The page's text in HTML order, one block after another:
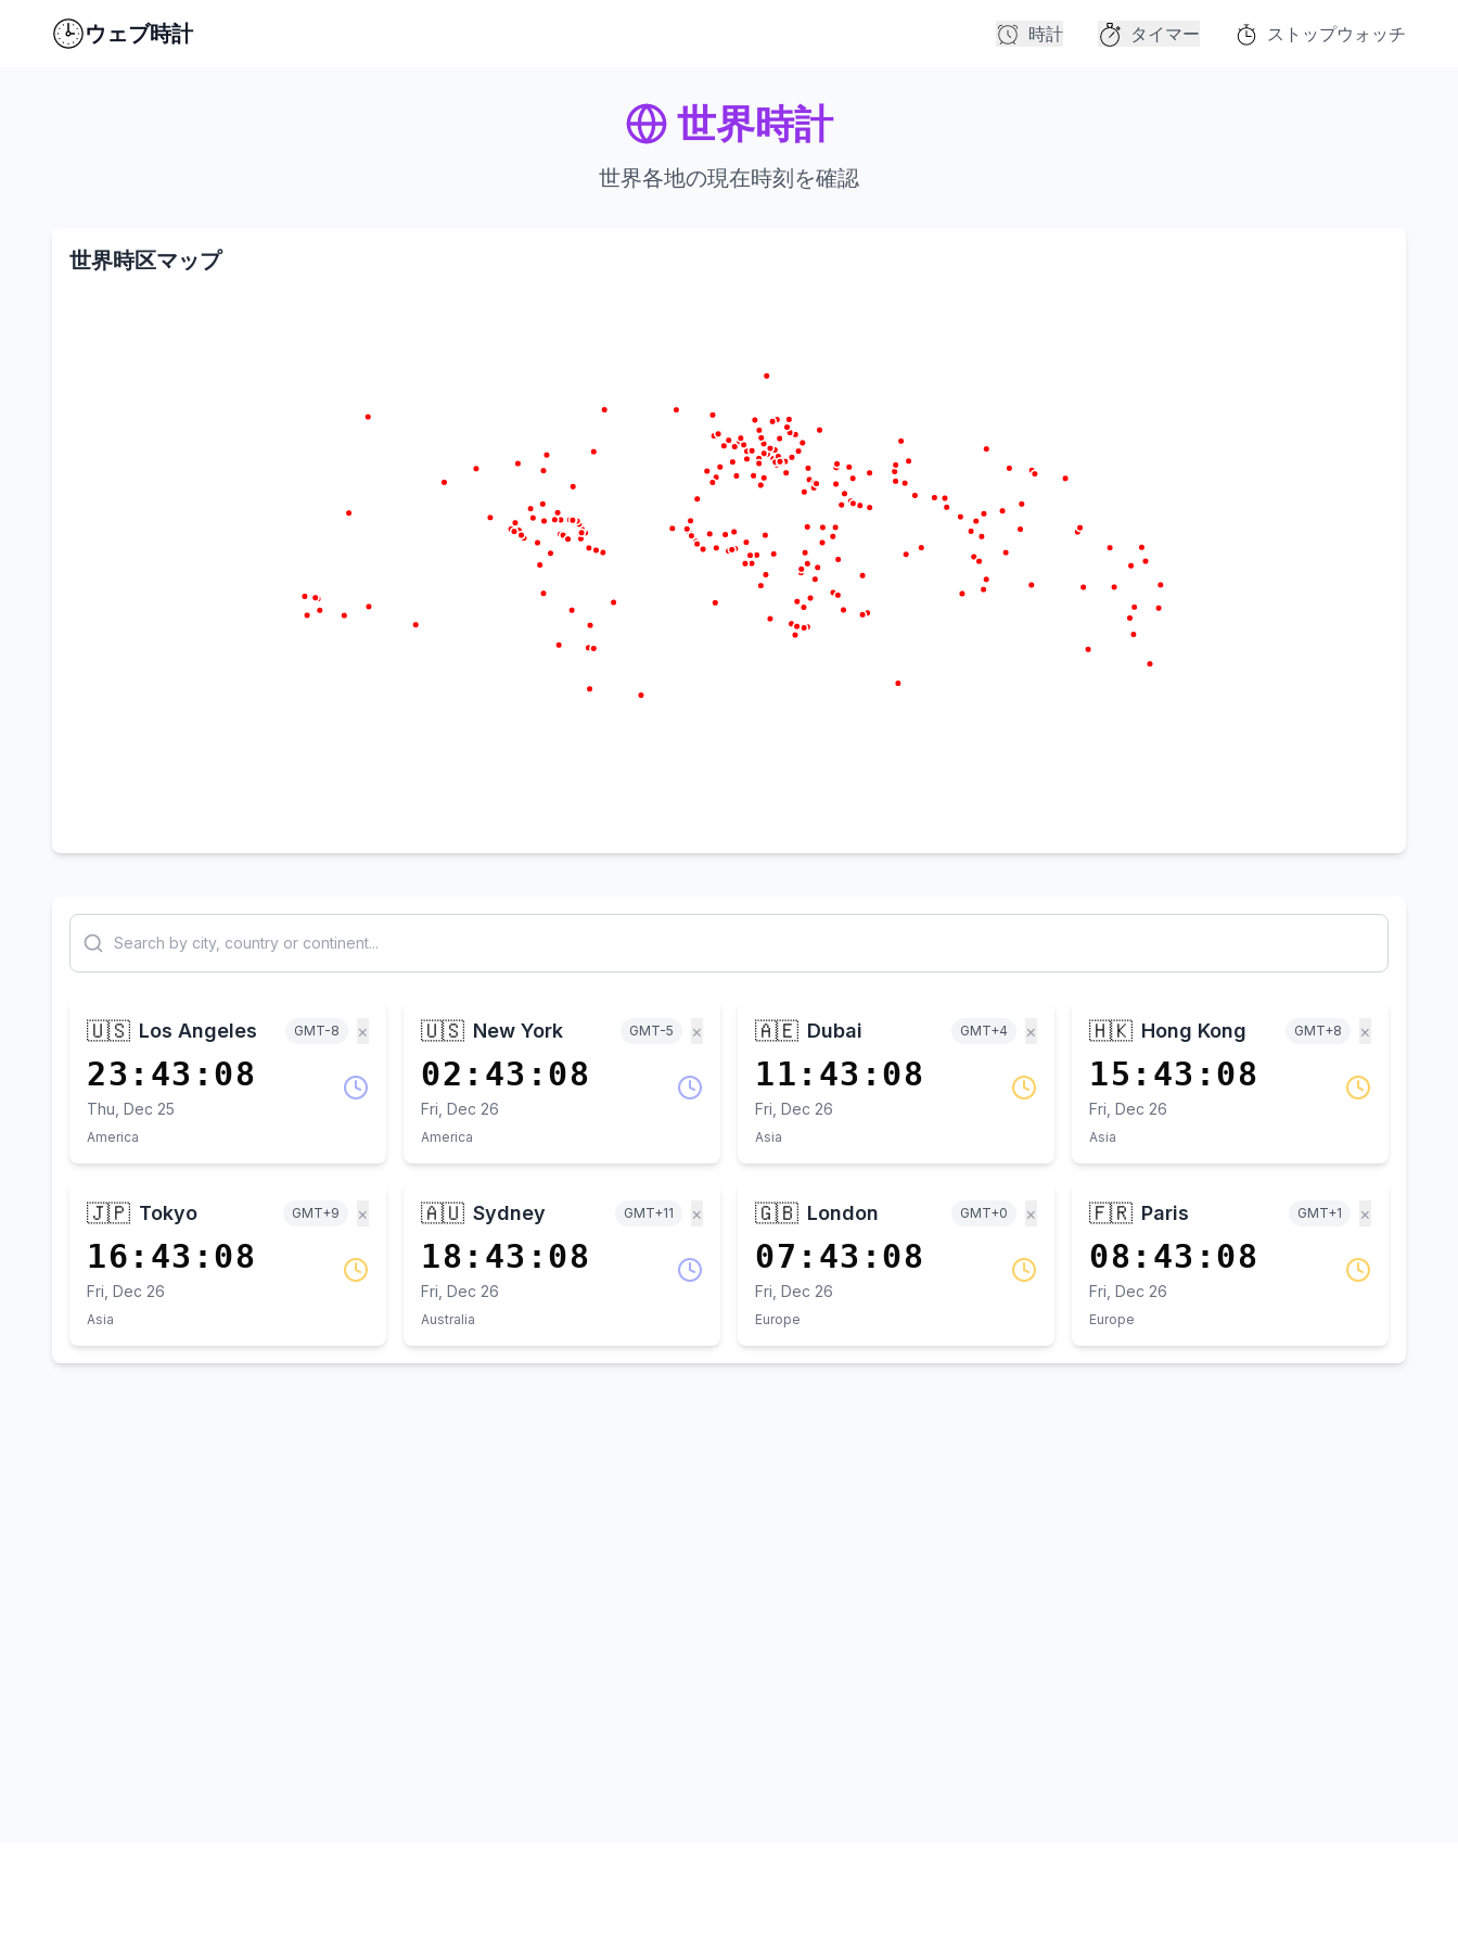
ウェブ時計 時計 タイマー ストップウォッチ
世界時計
世界各地の現在時刻を確認
世界時区マップ
🇺🇸 Los Angeles GMT-8 ×
23:43:08
Thu, Dec 25
America
🇺🇸 New York GMT-5 ×
02:43:08
Fri, Dec 26
America
🇦🇪 Dubai GMT+4 ×
11:43:08
Fri, Dec 26
Asia
🇭🇰 Hong Kong GMT+8 ×
15:43:08
Fri, Dec 26
Asia
🇯🇵 Tokyo GMT+9 ×
16:43:08
Fri, Dec 26
Asia
🇦🇺 Sydney GMT+11 ×
18:43:08
Fri, Dec 26
Australia
🇬🇧 London GMT+0 ×
07:43:08
Fri, Dec 26
Europe
🇫🇷 Paris GMT+1 ×
08:43:08
Fri, Dec 26
Europe